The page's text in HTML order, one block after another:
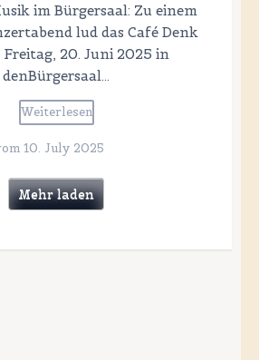
im Bürgersaal: Zu einem
lud das Café Denk
Freitag, 20. Juni 2025 in
denBürgersaal…
Weiterlesen
10. July 2025
Mehr laden